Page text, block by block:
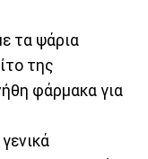
τα ψάρια
της
φάρμακα για